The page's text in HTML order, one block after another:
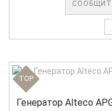
TOP
Генератор Alteco